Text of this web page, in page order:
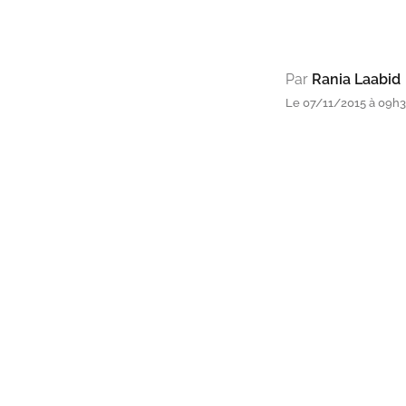
Par Rania Laabid
Le 07/11/2015 à